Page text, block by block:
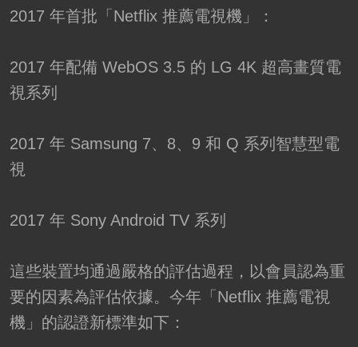
2017 年首批「Netflix 推薦電視機」：
2017 年配備 WebOS 3.5 的 LG 4K 超高畫質電
視系列
2017 年 Samsung 7、8、9 和 Q 系列智慧型電
視
2017 年 Sony Android TV 系列
這些裝置均通過嚴格的評估過程，以會員認為重
要的因素為評估依據。今年「Netflix 推薦電視
機」的認證新標準如下：